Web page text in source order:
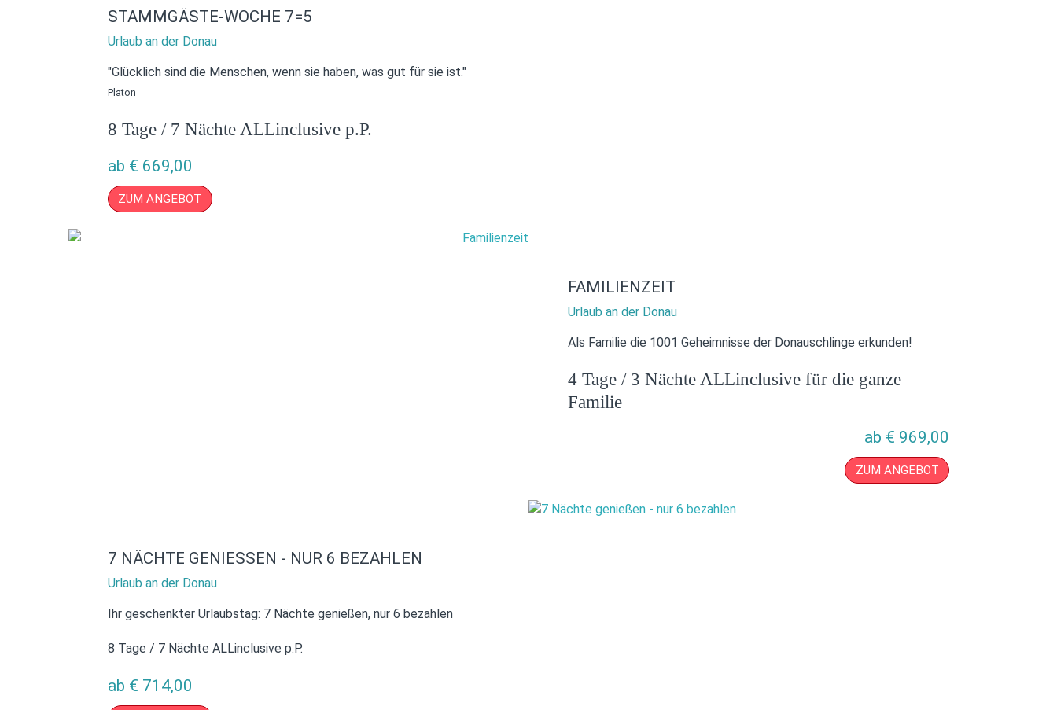
STAMMGÄSTE-WOCHE 7=5
Urlaub an der Donau
"Glücklich sind die Menschen, wenn sie haben, was gut für sie ist."
Platon
8 Tage / 7 Nächte ALLinclusive p.P.
ab € 669,00
ZUM ANGEBOT
FAMILIENZEIT
Urlaub an der Donau
Als Familie die 1001 Geheimnisse der Donauschlinge erkunden!
4 Tage / 3 Nächte ALLinclusive für die ganze
Familie
ab € 969,00
ZUM ANGEBOT
7 NÄCHTE GENIESSEN - NUR 6 BEZAHLEN
Urlaub an der Donau
Ihr geschenkter Urlaubstag: 7 Nächte genießen, nur 6 bezahlen
8 Tage / 7 Nächte ALLinclusive p.P.
ab € 714,00